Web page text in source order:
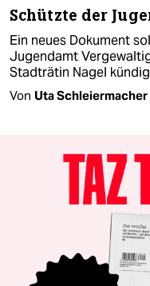
Schützte der
Ein neues Dokument
Jugendamt
Stadträtin Nagel
Von Uta Schleiermacher